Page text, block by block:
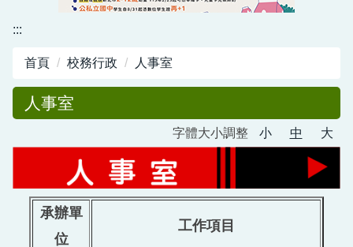
資訊中心
:::
首頁 校務行政 人事室
人事室
字體大小調整 小 中 大
承辦單
位
工作項目